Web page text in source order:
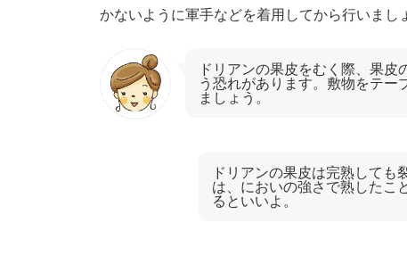
かないように軍手などを着用してから行いまし
ドリアンの果皮をむく際、果皮
う恐れがあります。敷物をテー
ましょう。
ドリアンの果皮は完熟して
は、においの強さで熟したこ
るといいよ。